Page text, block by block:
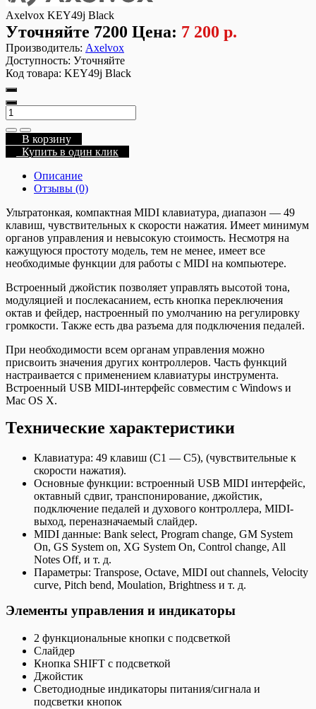
Axelvox KEY49j Black
Уточняйте 7200 Цена: 7 200 р.
Производитель: Axelvox
Доступность: Уточняйте
Код товара: KEY49j Black
В корзину
Купить в один клик
Описание
Отзывы (0)
Ультратонкая, компактная MIDI клавиатура, диапазон — 49
клавиш, чувствительных к скорости нажатия. Имеет минимум
органов управления и невысокую стоимость. Несмотря на
кажущуюся простоту модель, тем не менее, имеет все
необходимые функции для работы с MIDI на компьютере.
Встроенный джойстик позволяет управлять высотой тона,
модуляцией и послекасанием, есть кнопка переключения
октав и фейдер, настроенный по умолчанию на регулировку
громкости. Также есть два разъема для подключения педалей.
При необходимости всем органам управления можно
присвоить значения других контроллеров. Часть функций
настраивается с применением клавиатуры инструмента.
Встроенный USB MIDI-интерфейс совместим с Windows и
Mac OS X.
Технические характеристики
Клавиатура: 49 клавиш (C1 — C5), (чувствительные к
скорости нажатия).
Основные функции: встроенный USB MIDI интерфейс,
октавный сдвиг, транспонирование, джойстик,
подключение педалей и духового контроллера, MIDI-
выход, переназначаемый слайдер.
MIDI данные: Bank select, Program change, GM System
On, GS System on, XG System On, Control change, All
Notes Off, и т. д.
Параметры: Transpose, Octave, MIDI out channels, Velocity
curve, Pitch bend, Moulation, Brightness и т. д.
Элементы управления и индикаторы
2 функциональные кнопки с подсветкой
Слайдер
Кнопка SHIFT с подсветкой
Джойстик
Светодиодные индикаторы питания/сигнала и
подсветки кнопок